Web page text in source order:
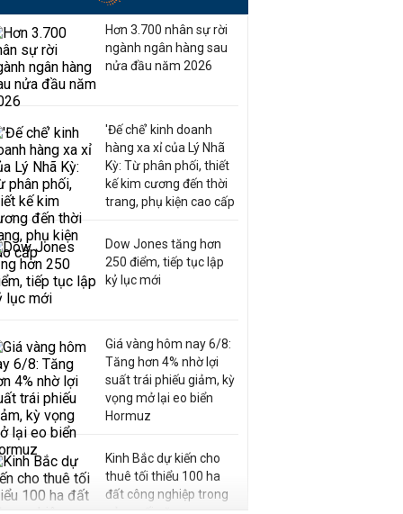
Hơn 3.700 nhân sự rời
ngành ngân hàng sau
nửa đầu năm 2026
'Đế chế’ kinh doanh
hàng xa xỉ của Lý Nhã
Kỳ: Từ phân phối, thiết
kế kim cương đến thời
trang, phụ kiện cao cấp
Dow Jones tăng hơn
250 điểm, tiếp tục lập
kỷ lục mới
Giá vàng hôm nay 6/8:
Tăng hơn 4% nhờ lợi
suất trái phiếu giảm, kỳ
vọng mở lại eo biển
Hormuz
Kinh Bắc dự kiến cho
thuê tối thiểu 100 ha
đất công nghiệp trong